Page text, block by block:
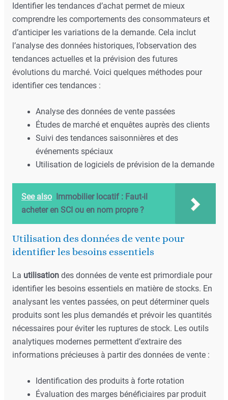
Identifier les tendances d’achat permet de mieux
comprendre les comportements des consommateurs et
d’anticiper les variations de la demande. Cela inclut
l’analyse des données historiques, l’observation des
tendances actuelles et la prévision des futures
évolutions du marché. Voici quelques méthodes pour
identifier ces tendances :
Analyse des données de vente passées
Études de marché et enquêtes auprès des clients
Suivi des tendances saisonnières et des
événements spéciaux
Utilisation de logiciels de prévision de la demande
See also
Immobilier locatif : Faut-il
acheter en SCI ou en nom propre ?
Utilisation des données de vente pour
identifier les besoins essentiels
La utilisationdes données de vente est primordiale pour
identifier les besoins essentiels en matière de stocks. En
analysant les ventes passées, on peut déterminer quels
produits sont les plus demandés et prévoir les quantités
nécessaires pour éviter les ruptures de stock. Les outils
analytiques modernes permettent d’extraire des
informations précieuses à partir des données de vente :
Identification des produits à forte rotation
Évaluation des marges bénéficiaires par produit